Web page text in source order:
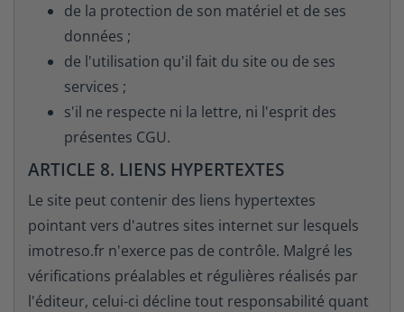
de la protection de son matériel et de ses
données ;
de l'utilisation qu'il fait du site ou de ses
services ;
s'il ne respecte ni la lettre, ni l'esprit des
présentes CGU.
ARTICLE 8. LIENS HYPERTEXTES
Le site peut contenir des liens hypertextes
pointant vers d'autres sites internet sur lesquels
imotreso.fr n'exerce pas de contrôle. Malgré les
vérifications préalables et régulières réalisés par
l'éditeur, celui-ci décline tout responsabilité quant